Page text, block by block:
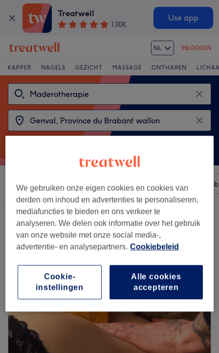
Treatwell
130K
Use app
NL INLOGGEN
KAPPER NAGELS GEZICHT MASSAGE ONTHAREN
Sorteer op Elke prijs Merken Salons
2 salons met:
maderotherapie in de buurt van Genval, Province du Brabant wallon
We gebruiken onze eigen cookies en cookies van
derden om inhoud en advertenties te personaliseren,
mediafuncties te bieden en ons verkeer te
analyseren. We delen ook informatie over het gebruik
van onze website met onze social media-,
advertentie- en analysepartners. Cookiebeleid
Alle cookies
accepteren
Cookie-
instellingen